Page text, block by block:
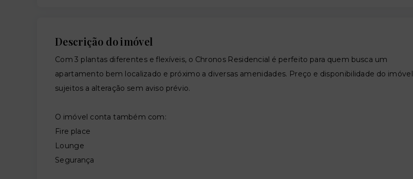
Descrição do imóvel
Com 3 plantas diferentes e flexíveis, o Chronos Residencial é perfeito para quem busca um
apartamento bem localizado e próximo a diversas amenidades. Preço e disponibilidade do imóvel
sujeitos a alteração sem aviso prévio.
O imóvel conta também com:
Fire place
Lounge
Segurança